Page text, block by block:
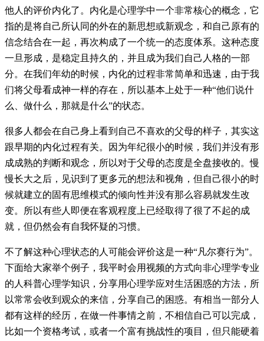
他人的评价内化了。内化是心理学中一个非常核心的概念，它
指的是将自己所认同的外在的新思想或新观念，和自己原有的
信念结合在一起，再次构成了一个统一的态度体系。这种态度
一旦形成，是稳定且持久的，并且成为我们自己人格的一部
分。在我们年幼的时候，内化的过程非常简单和迅速，由于我
们将父母看成神一样的存在，所以基本上处于一种“他们说什
么、做什么，那就是什么”的状态。
很多人都会在自己身上看到自己不喜欢的父母的样子，其实这
跟早期的内化过程有关。因为年纪很小的时候，我们并没有形
成成熟的判断和观念，所以对于父母的态度是全盘接收的。慢
慢长大之后，见识到了更多元的想法和视角，但自己很小的时
候就建立的固有思维模式的倾向性并没有那么容易就发生改
变。所以有些人即便在客观程度上已经取得了很了不起的成
就，但仍然会有自我怀疑的习惯。
不了解这种心理状态的人可能会评价这是一种“凡尔赛行为”。
下面给大家举个例子，我平时会用视频的方式向非心理学专业
的人科普心理学知识，分享用心理学应对生活困惑的方法，所
以常常会收到观众的来信，分享自己的困惑。有相当一部分人
都有这样的经历，在做一件事情之前，不相信自己可以完成，
比如一个资格考试，或者一个富有挑战性的项目，但只能硬着